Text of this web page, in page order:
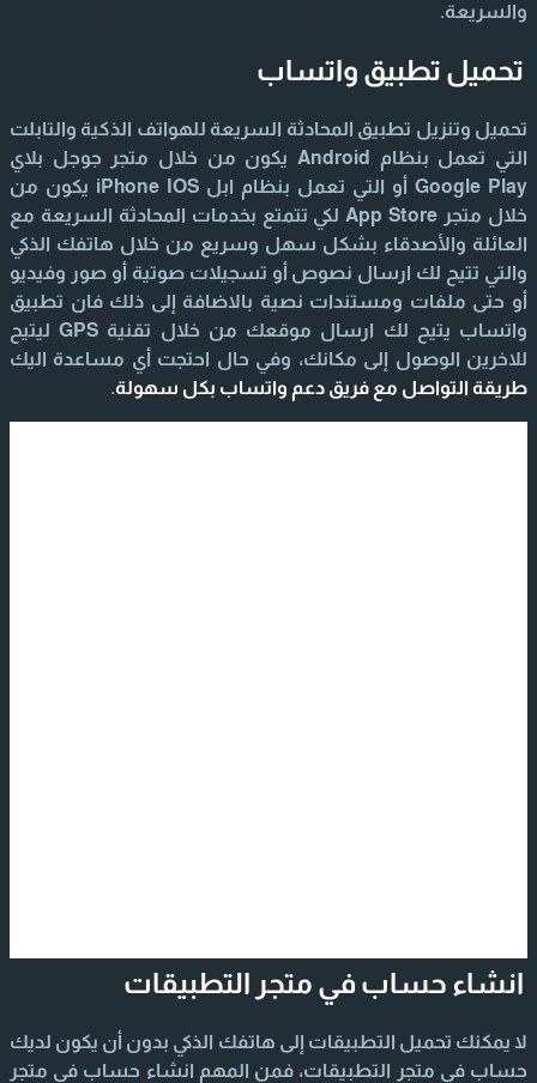
والسريعة.
تحميل تطبيق واتساب
تحميل وتنزيل تطبيق المحادثة السريعة للهواتف الذكية والتابلت
التي تعمل بنظام Android يكون من خلال متجر جوجل بلاي
Google Play أو التي تعمل بنظام ابل iPhone IOS يكون من
خلال متجر App Store لكي تتمتع بخدمات المحادثة السريعة مع
العائلة والأصدقاء بشكل سهل وسريع من خلال هاتفك الذكي
والتي تتيح لك ارسال نصوص أو تسجيلات صوتية أو صور وفيديو
أو حتى ملفات ومستندات نصية بالاضافة إلى ذلك فان تطبيق
واتساب يتيح لك ارسال موقعك من خلال تقنية GPS ليتيح
للاخرين الوصول إلى مكانك، وفي حال احتجت أي مساعدة اليك
طريقة التواصل مع فريق دعم واتساب بكل سهولة.
انشاء حساب في متجر التطبيقات
لا يمكنك تحميل التطبيقات إلى هاتفك الذكي بدون أن يكون لديك
حساب في متجر التطبيقات، فمن المهم انشاء حساب في متجر